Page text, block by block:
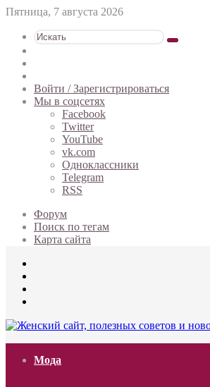
Пятница, 7 августа 2026
Искать
статья
Войти / Зарегистрироваться
Мы в соцсетях
Facebook
Twitter
YouTube
vk.com
Одноклассники
Telegram
RSS
Форум
Поиск по тегам
Карта сайта
Мода